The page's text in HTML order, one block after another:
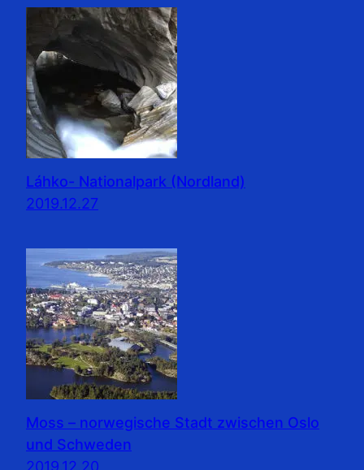
Láhko- Nationalpark (Nordland)
2019.12.27
Moss – norwegische Stadt zwischen Oslo
und Schweden